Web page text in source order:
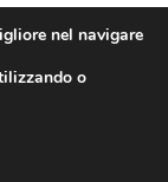
nel navigare
o